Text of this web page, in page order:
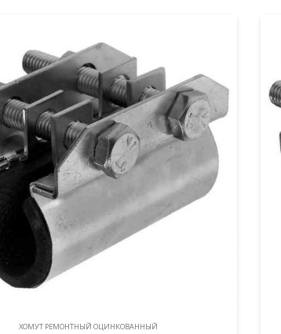
ХОМУТ РЕМОНТНЫЙ ОЦИНКОВАННЫЙ